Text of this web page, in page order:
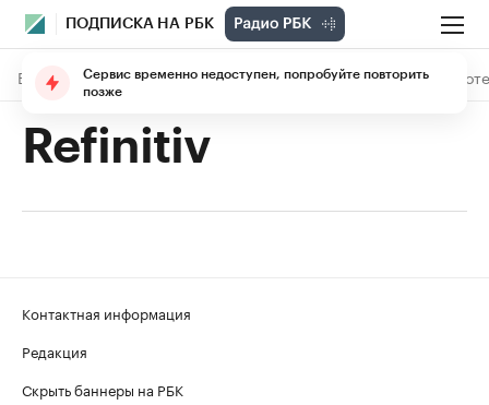
ПОДПИСКА НА РБК
В подписке Материалы Лекции The Economist
Refinitiv
Контактная информация
Редакция
Скрыть баннеры на РБК
Сервис временно недоступен, попробуйте повторить
позже